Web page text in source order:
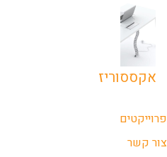
אקססוריז
פרוייקטים
צור קשר